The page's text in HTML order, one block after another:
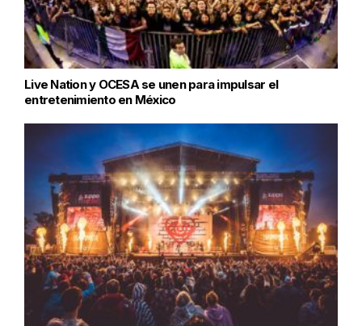
Live Nation y OCESA se unen para impulsar el
entretenimiento en México